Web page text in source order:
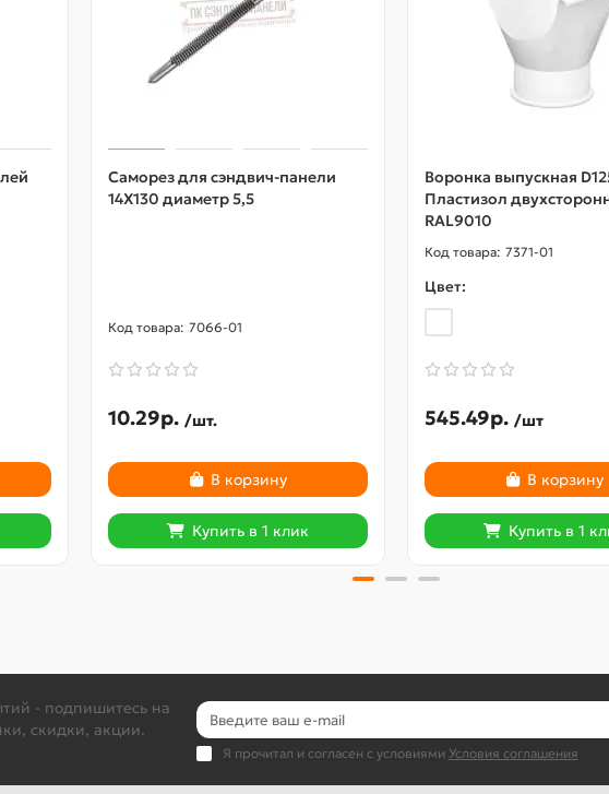
Саморез для сэндвич-панели
14X130 диаметр 5,5
7066-01
10.29р. /шт.
В корзину
Купить в 1 клик
Воронка выпускная
Пластизол
RAL9010
7371-01
Цвет:
545.49р. /шт
В корзину
Купить в 1
- подпишитесь на
скидки, акции.
Я прочитал и согласен с условиями Условия соглашения